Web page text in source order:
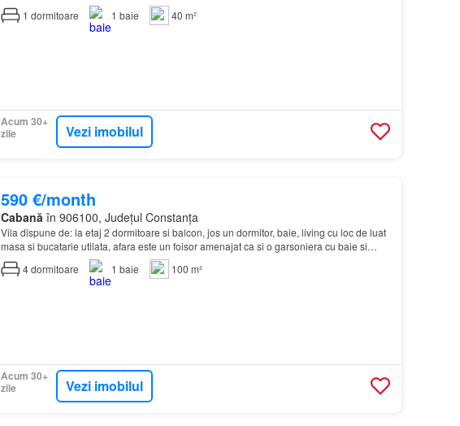
1 dormitoare 1 baie 40 m²
Acum 30+
zile
Vezi imobilul
590 €/month
Cabană în 906100, Județul Constanța
Vila dispune de: la etaj 2 dormitoare si balcon, jos un dormitor, baie, living cu loc de luat
masa si bucatarie utilata, afara este un foisor amenajat ca si o garsoniera cu baie si
bucatarie, spatiu de destindere afara cu can…
4dormitoare 1 baie 100 m²
Acum 30+
zile
Vezi imobilul